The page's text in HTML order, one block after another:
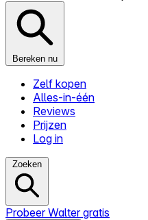
Bereken nu
Zelf kopen
Alles-in-één
Reviews
Prijzen
Log in
Zoeken
Probeer Walter gratis